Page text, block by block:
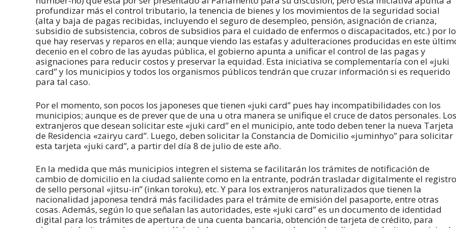
profundizar más el control tributario, la tenencia de bienes y los movimientos de la seguridad social
(alta y baja de pagas recibidas, incluyendo el seguro de desempleo, pensión, asignación de crianza,
subsidio de subsistencia, cobros de subsidios para el cuidado de enfermos o discapacitados, etc.) por lo
que hay reservas y reparos en ella; aunque viendo las estafas y adulteraciones producidas en este
decenio en el cobro de las ayudas pública, el gobierno apunta a unificar el control de las pagas y
asignaciones para reducir costos y preservar la equidad. Esta iniciativa se complementaría con el «juki
card” y los municipios y todos los organismos públicos tendrán que cruzar información si es requerido
para tal caso.
Por el momento, son pocos los japoneses que tienen «juki card” pues hay incompatibilidades con los
municipios; aunque es de prever que de una u otra manera se unifique el cruce de datos personales. Los
extranjeros que desean solicitar este «juki card” en el municipio, ante todo deben tener la nueva Tarjeta
de Residencia «zairyu card”. Luego, deben solicitar la Constancia de Domicilio «juminhyo” para solicitar
esta tarjeta «juki card”, a partir del día 8 de julio de este año.
En la medida que más municipios integren el sistema se facilitarán los trámites de notificación de
cambio de domicilio en la ciudad saliente como en la entrante, podrán trasladar digitalmente el registro
de sello personal «jitsu-in” (inkan toroku), etc. Y para los extranjeros naturalizados que tienen la
nacionalidad japonesa tendrá más facilidades para el trámite de emisión del pasaporte, entre otras
cosas. Además, según lo que señalan las autoridades, este «juki card” es un documento de identidad
digital para los trámites de apertura de una cuenta bancaria, obtención de tarjeta de crédito, para